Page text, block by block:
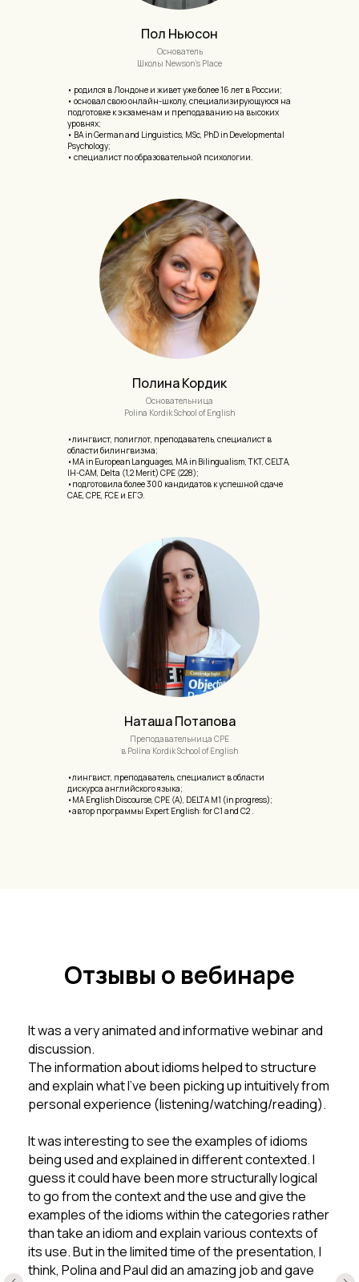
Пол Ньюсон
Основатель
Школы Newson's Place
• родился в Лондоне и живет уже более 16 лет в России;
• основал свою онлайн-школу, специализирующуюся на
подготовке к экзаменам и преподаванию на высоких
уровнях;
• BA in German and Linguistics, MSc, PhD in Developmental
Psychology;
• cпециалист по образовательной психологии.
Полина Кордик
Основательница
Polina Kordik School of English
•лингвист, полиглот, преподаватель, специалист в
области билингвизма;
•MA in European Languages, MA in Bilingualism, TKT, CELTA,
IH-CAM, Delta (1,2 Merit) CPE (228);
•подготовила более 300 кандидатов к успешной сдаче
CAE, CPE, FCE и ЕГЭ.
Наташа Потапова
Преподавательница CPE
в Polina Kordik School of English
•лингвист, преподаватель, специалист в области
дискурса английского языка;
•MA English Discourse, CPE (A), DELTA M1 (in progress);
•автор программы Expert English: for C1 and C2 .
Отзывы о вебинаре
It was a very animated and informative webinar and
discussion.
The information about idioms helped to structure
and explain what I've been picking up intuitively from
personal experience (listening/watching/reading).
It was interesting to see the examples of idioms
being used and explained in different contexted. I
guess it could have been more structurally logical
to go from the context and the use and give the
examples of the idioms within the categories rather
than take an idiom and explain various contexts of
its use. But in the limited time of the presentation, I
think, Polina and Paul did an amazing job and gave